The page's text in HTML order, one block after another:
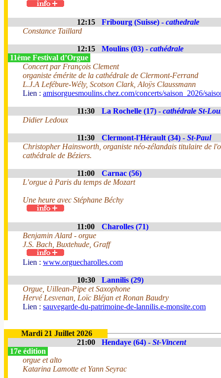
12:15 Fribourg (Suisse) - cathedrale
Constance Taillard
12:15 Moulins (03) - cathédrale
11ème Festival d’Orgue
Concert par François Clement
organiste émérite de la cathédrale de Clermont-Ferrand
L.J.A Lefébure-Wély, Scotson Clark, Aloÿs Claussmann
Lien : amisorguesmoulins.chez.com/concerts/saison_2026/
11:30 La Rochelle (17) - cathédrale St-
Didier Ledoux
11:30 Clermont-l'Hérault (34) - St-Paul
Christopher Hainsworth, organiste néo-zélandais titulaire de
cathédrale de Béziers.
11:00
Carnac (56)
L’orgue à Paris du temps de Mozart
Une heure avec Stéphane Béchy
11:00
Charolles (71)
Benjamin Alard - orgue
J.S. Bach, Buxtehude, Graff
Lien : www.orguecharolles.com
10:30
Lannilis (29)
Orgue, Uillean-Pipe et Saxophone
Hervé Lesvenan, Loïc Bléjan et Ronan Baudry
Lien : sauvegarde-du-patrimoine-de-lannilis.e-monsite.com
Mardi 21 Juillet 2026
21:00
Hendaye (64) - St-Vincent
17e édition
orgue et alto
Katarina Lamotte et Yann Seyrac